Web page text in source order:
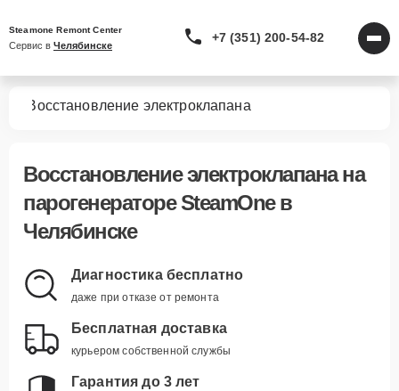
Steamone Remont Center
Сервис в Челябинске
+7 (351) 200-54-82
Восстановление электроклапана
Восстановление электроклапанана
парогенераторе SteamOne в
Челябинске
Диагностика бесплатно
даже при отказе от ремонта
Бесплатная доставка
курьером собственной службы
Гарантия до 3 лет